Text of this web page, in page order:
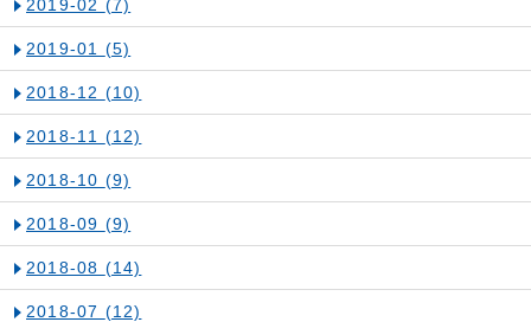
2019-02 (7)
2019-01 (5)
2018-12 (10)
2018-11 (12)
2018-10 (9)
2018-09 (9)
2018-08 (14)
2018-07 (12)